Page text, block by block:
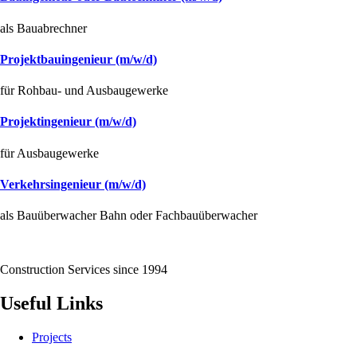
als Bauabrechner
Projektbauingenieur (m/w/d)
für Rohbau- und Ausbaugewerke
Projektingenieur (m/w/d)
für Ausbaugewerke
Verkehrsingenieur (m/w/d)
als Bauüberwacher Bahn oder Fachbauüberwacher
Construction Services since 1994
Useful Links
Projects